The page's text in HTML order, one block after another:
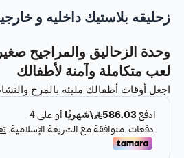
زحليقه بلاستيك داخليه و
وحدة الزحاليق والمراجيح
لعب متكاملة وآمنة لأطفالك
اجعل أوقات أطفالك مليئة بالمرح
ومراجيح صغيرة الحجم
المصممة خصيصًا لتوفير بيئة لعب آمنة،
واحد.